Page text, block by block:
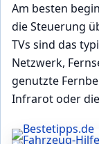
Am besten
die Steuerung
TVs sind das
Netzwerk,
genutzte
Infrarot oder